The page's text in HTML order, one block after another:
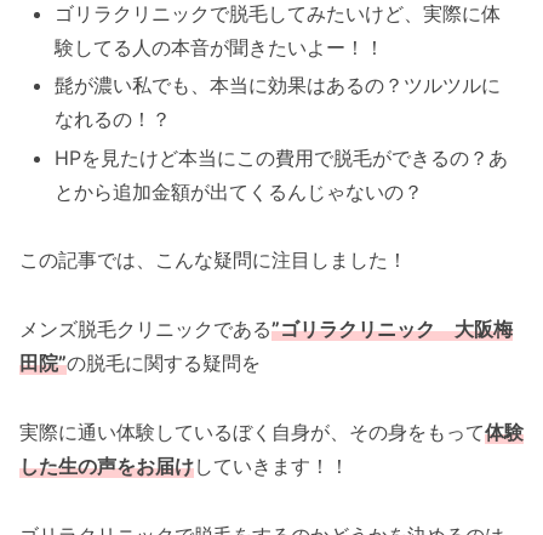
ゴリラクリニックで脱毛してみたいけど、実際に体
験してる人の本音が聞きたいよー！！
髭が濃い私でも、本当に効果はあるの？ツルツルに
なれるの！？
HPを見たけど本当にこの費用で脱毛ができるの？あ
とから追加金額が出てくるんじゃないの？
この記事では、こんな疑問に注目しました！
メンズ脱毛クリニックである”ゴリラクリニック 大阪梅
田院”の脱毛に関する疑問を
実際に通い体験しているぼく自身が、その身をもって体験
した生の声をお届けしていきます！！